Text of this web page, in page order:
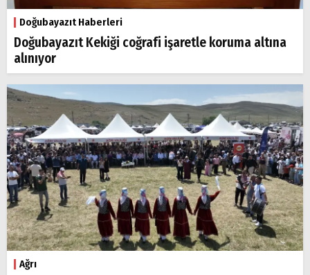
Doğubayazıt Haberleri
Doğubayazıt Kekiği coğrafi işaretle koruma altına
alınıyor
Ağrı